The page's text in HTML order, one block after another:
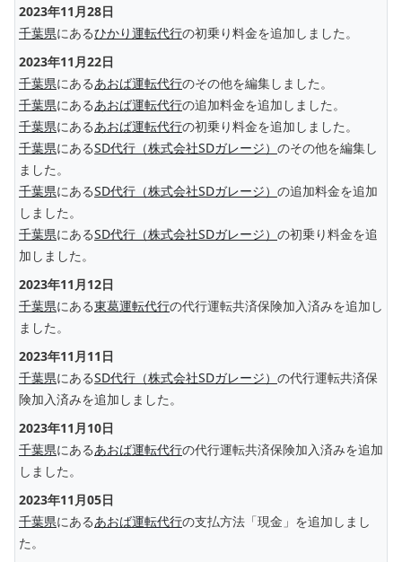
2023年11月28日
千葉県にあるひかり運転代行の初乗り料金を追加しました。
2023年11月22日
千葉県にあるあおば運転代行のその他を編集しました。
千葉県にあるあおば運転代行の追加料金を追加しました。
千葉県にあるあおば運転代行の初乗り料金を追加しました。
千葉県にあるSD代行（株式会社SDガレージ） のその他を編集し
ました。
千葉県にあるSD代行（株式会社SDガレージ） の追加料金を追加
しました。
千葉県にあるSD代行（株式会社SDガレージ） の初乗り料金を追
加しました。
2023年11月12日
千葉県にある東葛運転代行の代行運転共済保険加入済みを追加し
ました。
2023年11月11日
千葉県にあるSD代行（株式会社SDガレージ） の代行運転共済保
険加入済みを追加しました。
2023年11月10日
千葉県にあるあおば運転代行の代行運転共済保険加入済みを追加
しました。
2023年11月05日
千葉県にあるあおば運転代行の支払方法「現金」を追加しまし
た。